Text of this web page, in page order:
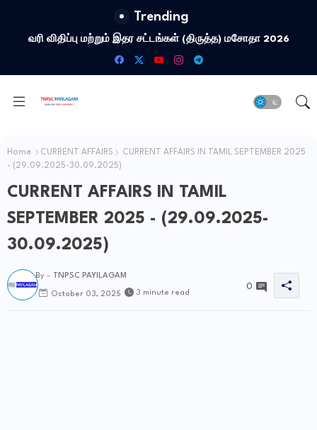
Trending
வரி விதிப்பு மற்றும் இதர சட்​டங்​கள் (திருத்த) மசோதா 2026
Home CURRENT AFFAIRS
CURRENT AFFAIRS IN TAMIL SEPTEMBER 2025
- (29.09.2025-30.09.2025)
CURRENT AFFAIRS IN TAMIL
SEPTEMBER 2025 - (29.09.2025-
30.09.2025)
By - TNPSC PAYILAGAM
October 03, 2025 3 minute read
0